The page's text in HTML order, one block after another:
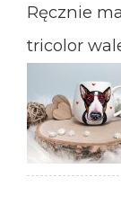
Ręcznie
tricolor